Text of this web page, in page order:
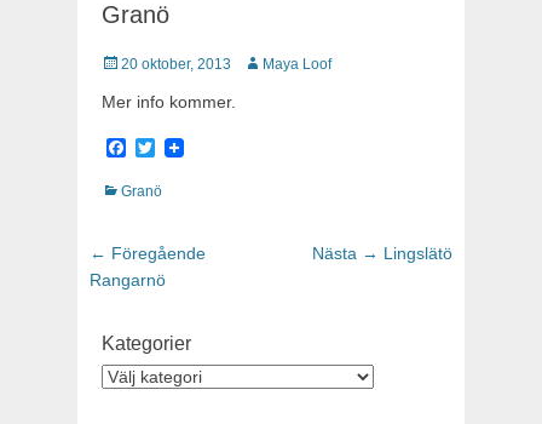
Granö
Publicerat
20 oktober, 2013 Författare
Maya Loof
Mer info kommer.
Facebook
Twitter
Kategorier
Granö
Inläggsnavigering
← Föregående
Rangarnö
Nästa → Nästa
Lingslätö
Kategorier
Kategorier